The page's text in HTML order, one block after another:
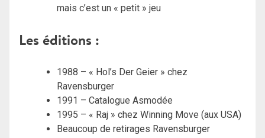
mais c’est un « petit » jeu
Les éditions :
1988 – « Hol’s Der Geier » chez
Ravensburger
1991 – Catalogue Asmodée
1995 – « Raj » chez Winning Move (aux USA)
Beaucoup de retirages Ravensburger